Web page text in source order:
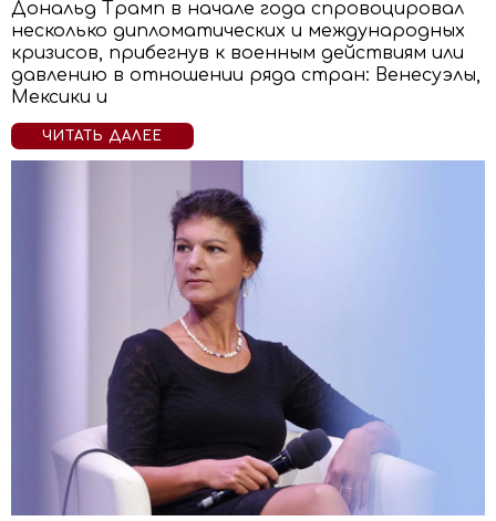
Дональд Трамп в начале года спровоцировал
несколько дипломатических и международных
кризисов, прибегнув к военным действиям или
давлению в отношении ряда стран: Венесуэлы,
Мексики и
ЧИТАТЬ ДАЛЕЕ